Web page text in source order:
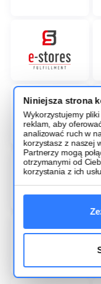
Niniejsza strona
Wykorzystujemy
reklam, aby
analizować ruch w
korzystasz z naszej
Partnerzy mogą
otrzymanymi od
korzystania z ich